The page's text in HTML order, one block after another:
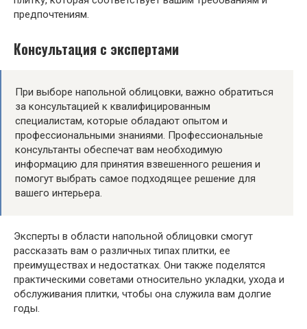
предпочтениям.
Консультация с экспертами
При выборе напольной облицовки, важно обратиться
за консультацией к квалифицированным
специалистам, которые обладают опытом и
профессиональными знаниями. Профессиональные
консультанты обеспечат вам необходимую
информацию для принятия взвешенного решения и
помогут выбрать самое подходящее решение для
вашего интерьера.
Эксперты в области напольной облицовки смогут
рассказать вам о различных типах плитки, ее
преимуществах и недостатках. Они также поделятся
практическими советами относительно укладки, ухода и
обслуживания плитки, чтобы она служила вам долгие
годы.